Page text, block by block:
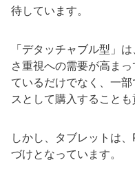
待しています。
「デタッチャブル型」
さ重視への需要が高ま
ているだけでなく、一
スとして購入することも
しかし、タブレットは
づけとなっています。